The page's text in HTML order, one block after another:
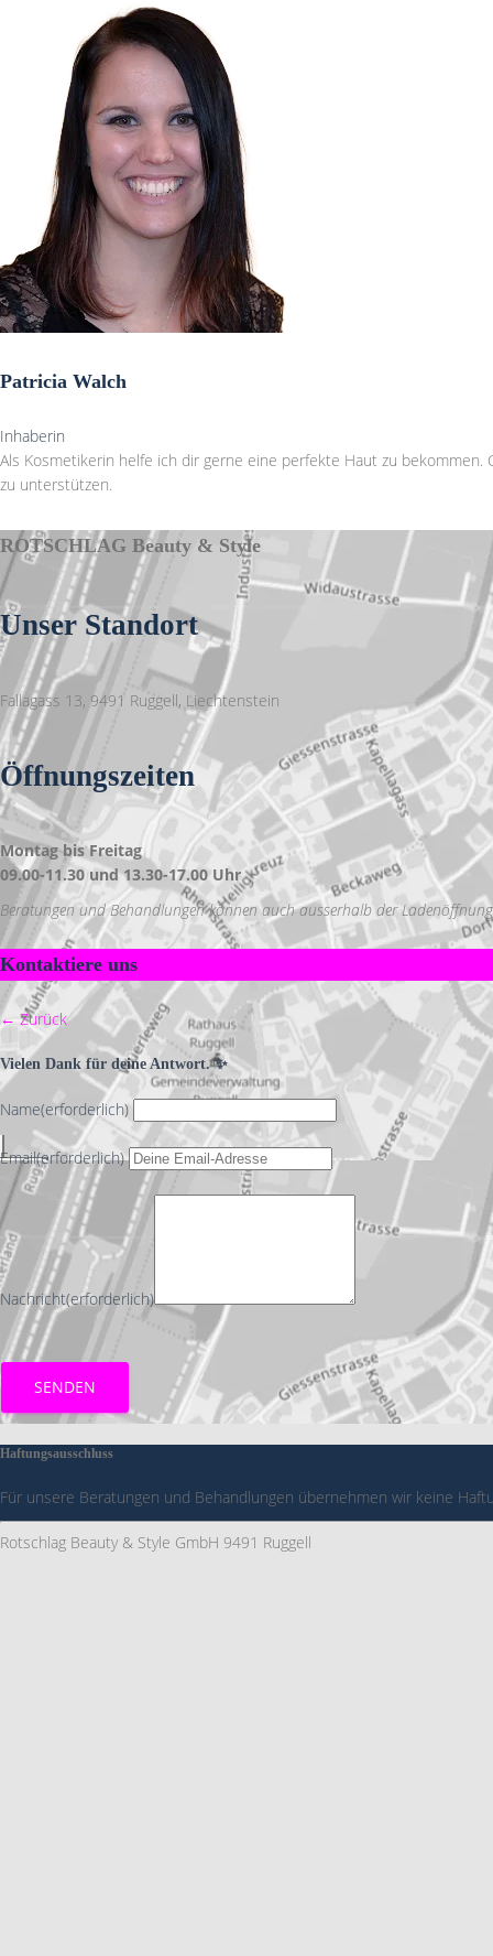
Patricia Walch
Inhaberin
Als Kosmetikerin helfe ich dir gerne eine perfekte Haut zu
zu unterstützen.
ROTSCHLAG Beauty & Style
Unser Standort
Fallagass 13, 9491 Ruggell, Liechtenstein
Öffnungszeiten
Montag bis Freitag
09.00-11.30 und 13.30-17.00 Uhr
Beratungen und Behandlungen können auch ausserhalb der
Kontaktiere uns
← Zurück
Vielen Dank für deine Antwort. ✨
Name(erforderlich)
Email(erforderlich)
Nachricht(erforderlich)
SENDEN
Haftungsausschluss
Für unsere Beratungen und Behandlungen übernehmen wir keine
Rotschlag Beauty & Style GmbH 9491 Ruggell